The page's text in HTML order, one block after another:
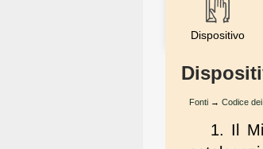
Dispositivo
Fonti → Codice
1. Il